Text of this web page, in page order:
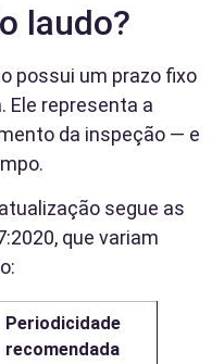
laudo?
possui um prazo fixo
Ele representa a
da inspeção — e
segue as
que variam
Periodicidade
recomendada